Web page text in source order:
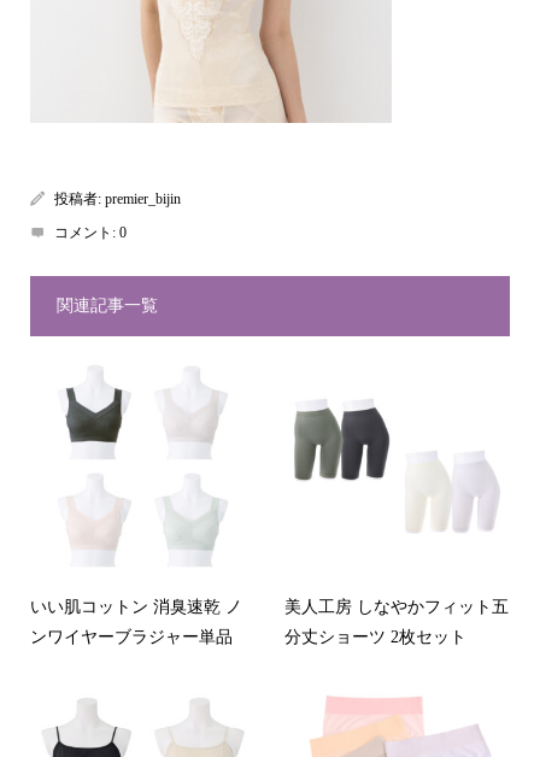
投稿者: premier_bijin
コメント: 0
関連記事一覧
いい肌コットン 消臭速乾 ノ
ンワイヤーブラジャー単品
美人工房 しなやかフィット五
分丈ショーツ 2枚セット